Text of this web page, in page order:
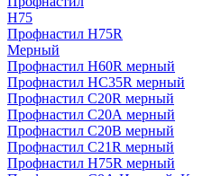
H75
Профнастил H75R
Мерный
Профнастил H60R мерный
Профнастил HC35R мерный
Профнастил С20R мерный
Профнастил С20А мерный
Профнастил С20В мерный
Профнастил С21R мерный
Профнастил Н75R мерный